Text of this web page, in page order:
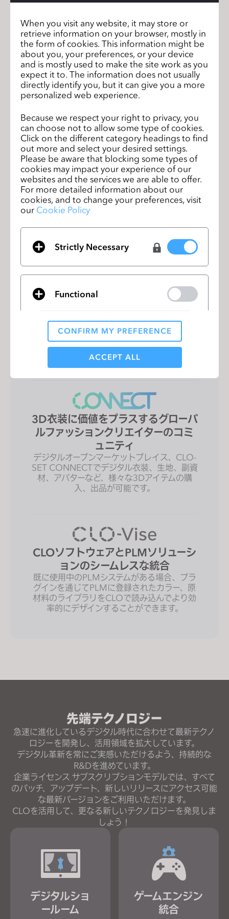
さらに詳しく
システム統合
CLO-SETやCLO-VISEなどのコミュニケーションシステム
とCLO間のシームレスな統合により、革新的なデジタル
ワークフローをご体験いただけます。
3D資産管理からメンバー間の協業ま
で、あらゆる業務を一箇所でこなし
リ、ウェブ基盤のTechPack、バーチャルフィ
ッティング、顧客データ分析など、すべての
3Dデータとプロセスを一箇所で安全に管理で
きます。
3D衣装に価値をプラスするグローバ
ルファッションクリエイターのコミ
ュニティ
デジタルオープンマーケットプレイス、CLO-
SET CONNECTでデジタル衣装、生地、副資
材、アバターなど、様々な3Dアイテムの購
入、出品が可能です。
CLOソフトウェアとPLMソリューシ
ョンのシームレスな統合
既に使用中のPLMシステムがある場合、プラ
グインを通じてPLMに登録されたカラー、原
材料のライブラリをCLOで読み込んでより効
率的にデザインすることができます。
先端テクノロジー
急速に進化しているデジタル時代に合わせて最新テクノ
ロジーを開発し、活用領域を拡大しています。
デジタル革新を常にご実感いただけるよう、持続的な
R&Dを進めています。
企業ライセンス サブスクリプションモデルでは、すべて
のパッチ、アップデート、新しいリリースにアクセス可能
な最新バージョンをご利用いただけます。
CLOを活用して、更なる新しいテクノロジーを発見しま
しょう！
デジタルショ
ールーム
ゲームエンジン
統合
When you visit any website, it may store or
retrieve information on your browser, mostly in
the form of cookies. This information might be
about you, your preferences, or your device
and is mostly used to make the site work as you
expect it to. The information does not usually
directly identify you, but it can give you a more
personalized web experience.
Because we respect your right to privacy, you
can choose not to allow some type of cookies.
Click on the different category headings to find
out more and select your desired settings.
Please be aware that blocking some types of
cookies may impact your experience of our
websites and the services we are able to offer.
For more detailed information about our
cookies, and to change your preferences, visit
our Cookie Policy
Strictly Necessary
Functional
Analytical / Performance
If you reject all, some features might not function
properly. Reject All
CONFIRM MY PREFERENCE
ACCEPT ALL